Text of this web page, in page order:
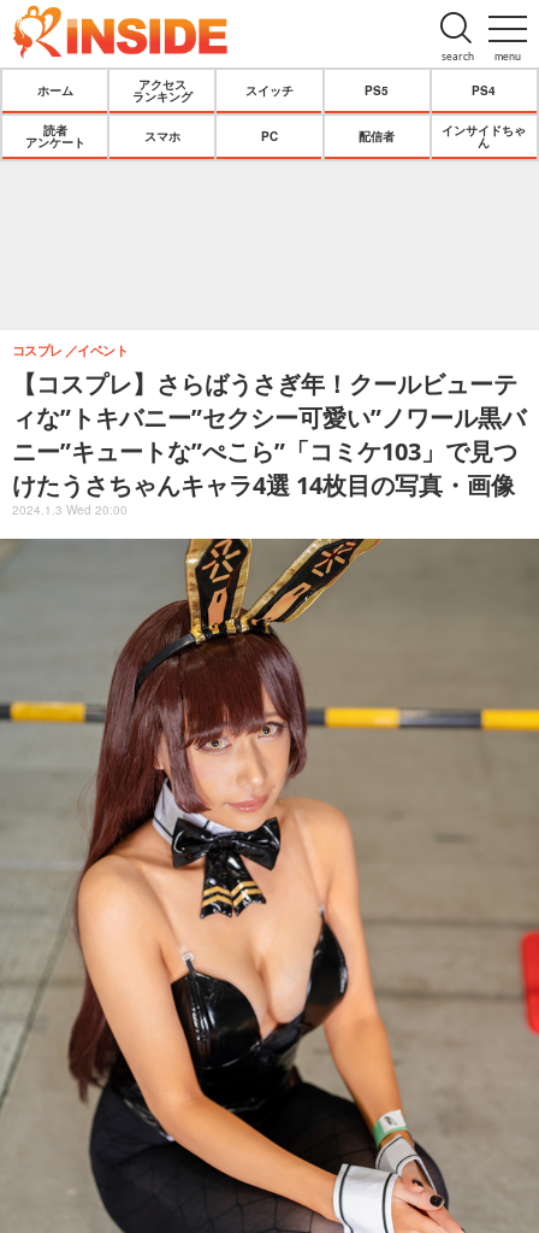
menu
search
ホーム
アクセス
ランキング
スイッチ PS5 PS4
読者
アンケート
スマホ PC 配信者
インサイドちゃ
ん
【コスプレ】さらばうさぎ年！クールビューテ
ィな”トキバニー”セクシー可愛い”ノワール黒バ
ニー”キュートな”ぺこら”「コミケ103」で見つ
けたうさちゃんキャラ4選 14枚目の写真・画像
コスプレ イベント
2024.1.3 Wed 20:00